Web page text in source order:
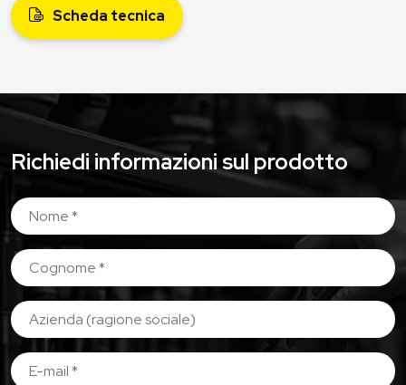
Scheda tecnica
Richiedi informazioni sul prodotto